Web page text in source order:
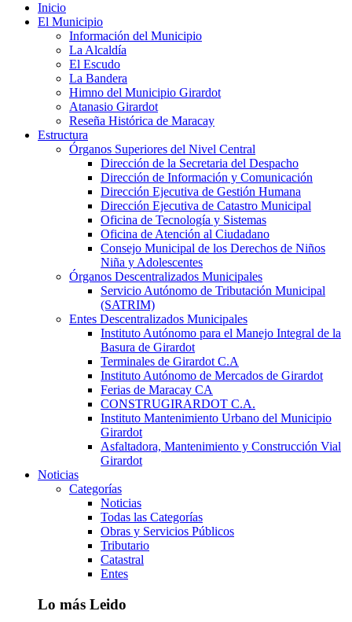
Inicio
El Municipio
Información del Municipio
La Alcaldía
El Escudo
La Bandera
Himno del Municipio Girardot
Atanasio Girardot
Reseña Histórica de Maracay
Estructura
Órganos Superiores del Nivel Central
Dirección de la Secretaria del Despacho
Dirección de Información y Comunicación
Dirección Ejecutiva de Gestión Humana
Dirección Ejecutiva de Catastro Municipal
Oficina de Tecnología y Sistemas
Oficina de Atención al Ciudadano
Consejo Municipal de los Derechos de Niños
Niña y Adolescentes
Órganos Descentralizados Municipales
Servicio Autónomo de Tributación Municipal
(SATRIM)
Entes Descentralizados Municipales
Instituto Autónomo para el Manejo Integral de la
Basura de Girardot
Terminales de Girardot C.A
Instituto Autónomo de Mercados de Girardot
Ferias de Maracay CA
CONSTRUGIRARDOT C.A.
Instituto Mantenimiento Urbano del Municipio
Girardot
Asfaltadora, Mantenimiento y Construcción Vial
Girardot
Noticias
Categorías
Noticias
Todas las Categorías
Obras y Servicios Públicos
Tributario
Catastral
Entes
Lo más Leido